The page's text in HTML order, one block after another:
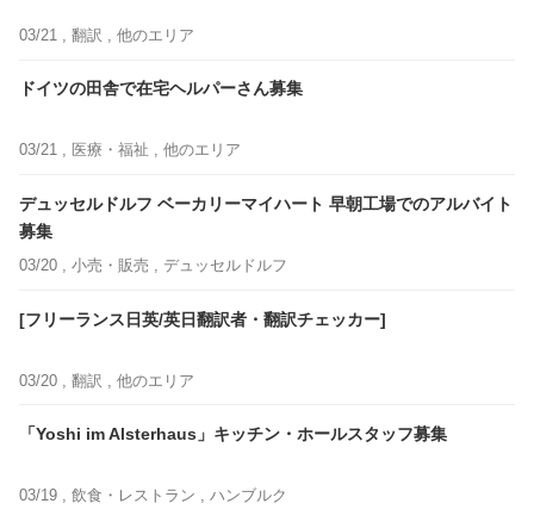
03/21 , 翻訳 , 他のエリア
ドイツの田舎で在宅ヘルパーさん募集
03/21 , 医療・福祉 , 他のエリア
デュッセルドルフ ベーカリーマイハート 早朝工場でのアルバイト
募集
03/20 , 小売・販売 , デュッセルドルフ
[フリーランス日英/英日翻訳者・翻訳チェッカー]
03/20 , 翻訳 , 他のエリア
「Yoshi im Alsterhaus」キッチン・ホールスタッフ募集
03/19 , 飲食・レストラン , ハンブルク